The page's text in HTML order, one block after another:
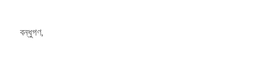
বন্ধুগণ,